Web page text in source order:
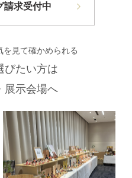
請求受付中
を見て確かめられる
びたい方は
展示会場へ